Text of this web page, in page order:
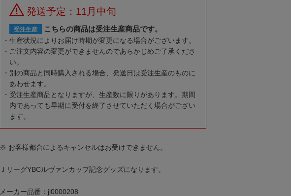
発送予定：11月中旬
受注生産 こちらの商品は受注生産商品です。
生産状況によりお届け時期が変更になる場合がございます。
ご注文内容の変更ができませんのであらかじめご了承くださ
い。
別の商品と同時購入される場合、発送日は受注生産のものに
あわせます。
受注生産商品となりますが、生産数に限りがあります。期間
内であっても早期に受付を終了させていただく場合がござい
ます。
※ お客様都合によるキャンセルはお受けできません。
ＪリーグYBCルヴァンカップ記念グッズになります。
メーカー品番：jl0000208